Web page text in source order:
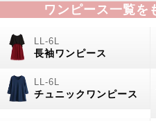
ワンピース一覧を
長袖ワンピース
チュニックワンピース